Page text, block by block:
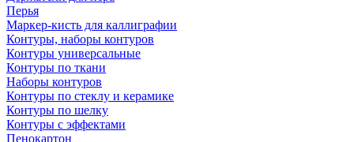
Перья
Маркер-кисть для каллиграфии
Контуры, наборы контуров
Контуры универсальные
Контуры по ткани
Наборы контуров
Контуры по стеклу и керамике
Контуры по шелку
Контуры с эффектами
Пенокартон